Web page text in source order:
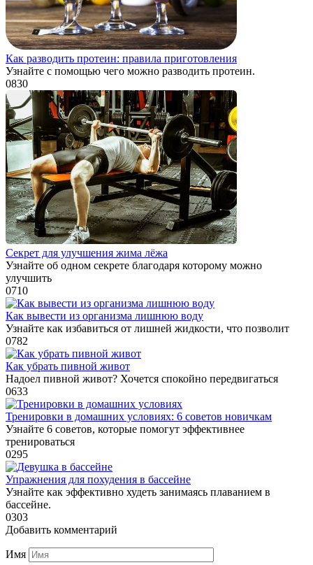
Как разводить протеин: правила приготовления
Узнайте с помощью чего можно разводить протеин.
0830
Секрет для улучшения жима лёжа
Узнайте об одном секрете благодаря которому можно
улучшить
0710
Как вывести из организма лишнюю воду
Узнайте как избавиться от лишней жидкости, что позволит
0782
Как убрать пивной живот
Надоел пивной живот? Хочется спокойно передвигаться
0633
Тренировки в домашних условиях: 6 советов новичкам
Узнайте 6 советов, которые помогут эффективнее
тренироваться
0295
Упражнения для похудения в бассейне
Узнайте как эффективно худеть занимаясь плаванием в
бассейне.
0303
Добавить комментарий
Имя